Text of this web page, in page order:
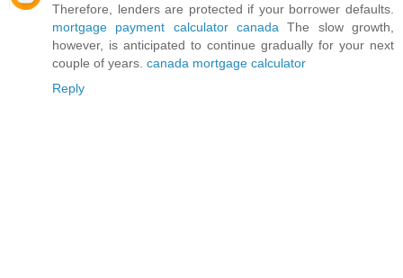
Therefore, lenders are protected if your borrower defaults.
mortgage payment calculator canada The slow growth,
however, is anticipated to continue gradually for your next
couple of years. canada mortgage calculator
Reply